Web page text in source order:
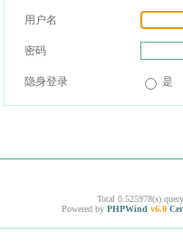
用户名
密码
隐身登录 是
Total 0.525978(s)
Powered by PHPWind v6.0